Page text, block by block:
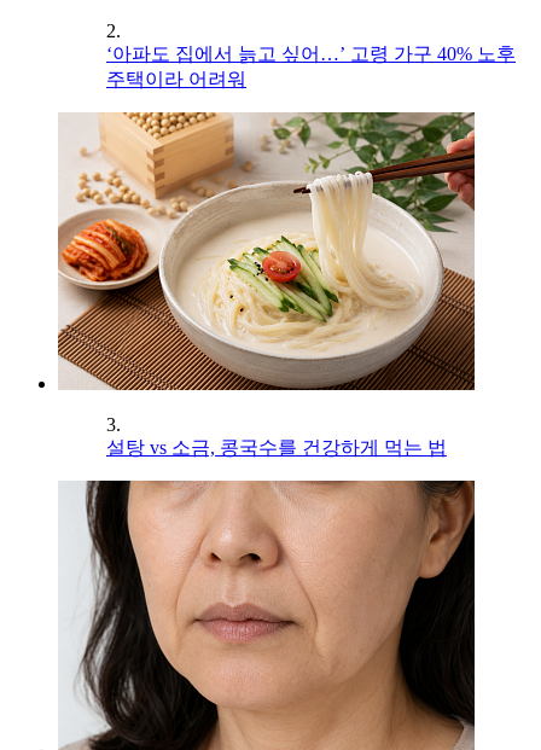
2.
‘아파도 집에서 늙고 싶어…’ 고령 가구 40% 노후
주택이라 어려워
3.
설탕 vs 소금, 콩국수를 건강하게 먹는 법